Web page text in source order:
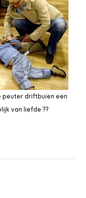
peuter driftbuien een
van liefde ??